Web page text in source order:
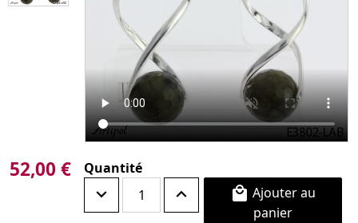
52,00 € Quantité
 Ajouter au
panier